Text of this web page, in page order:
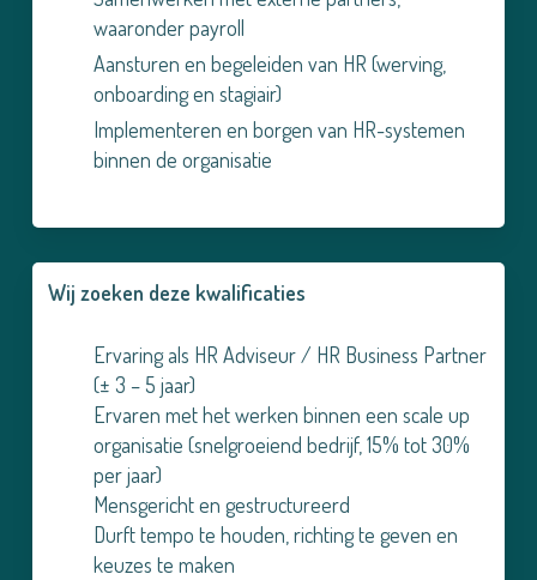
waaronder payroll
Aansturen en begeleiden van HR (werving,
onboarding en stagiair)
Implementeren en borgen van HR-systemen
binnen de organisatie
Wij zoeken deze kwalificaties
Ervaring als HR Adviseur / HR Business Partner
(± 3 – 5 jaar)
Ervaren met het werken binnen een scale up
organisatie (snelgroeiend bedrijf, 15% tot 30%
per jaar)
Mensgericht en gestructureerd
Durft tempo te houden, richting te geven en
keuzes te maken